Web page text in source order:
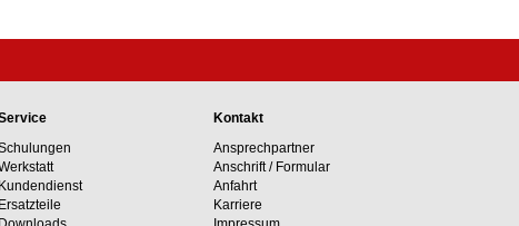
Kundendienst
Ersatzteile
Kontakt
Ansprechpartner
Anschrift / Formular
Anfahrt
Karriere